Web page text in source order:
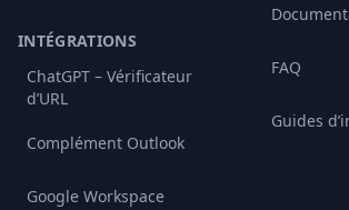
INTÉGRATIONS
ChatGPT – Vérificateur
d’URL
Complément Outlook
Google Workspace
FAQ
Guides